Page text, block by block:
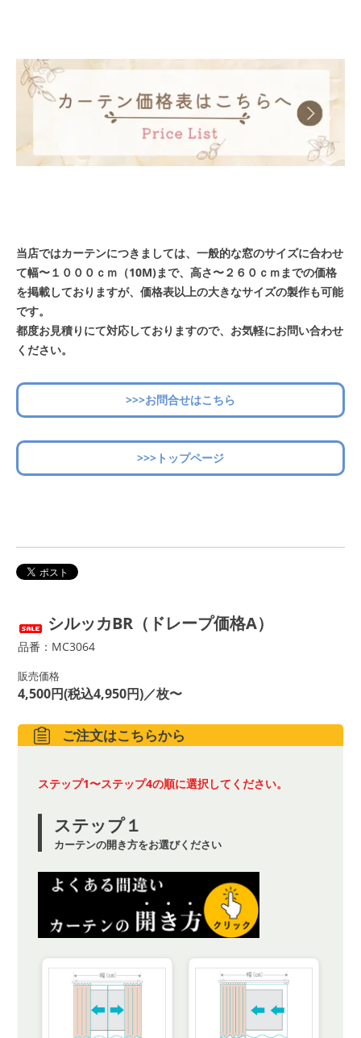
当店ではカーテンにつきましては、一般的な窓のサイズに合わせ
て幅〜１０００ｃｍ（10M)まで、高さ〜２６０ｃｍまでの価格
を掲載しておりますが、価格表以上の大きなサイズの製作も可能
です。
都度お見積りにて対応しておりますので、お気軽にお問い合わせ
ください。
>>>お問合せはこちら
>>>トップページ
シルッカBR（ドレープ価格A）
品番：MC3064
販売価格
4,500円(税込4,950円)／枚〜
ご注文はこちらから
ステップ1〜ステップ4の順に選択してください。
ステップ１
カーテンの開き方をお選びください